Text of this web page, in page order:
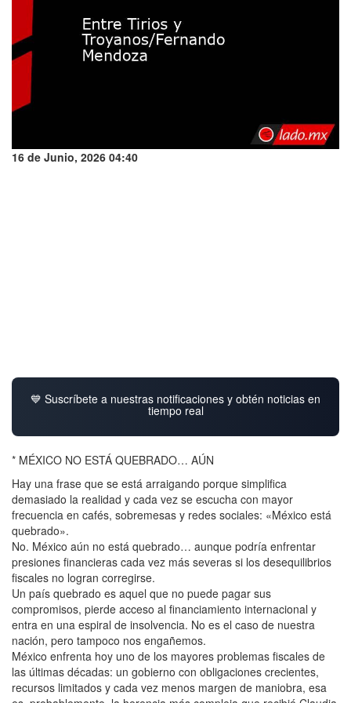
16 de Junio, 2026 04:40
💙 Suscríbete a nuestras notificaciones y obtén noticias en
tiempo real
* MÉXICO NO ESTÁ QUEBRADO… AÚN
Hay una frase que se está arraigando porque simplifica
demasiado la realidad y cada vez se escucha con mayor
frecuencia en cafés, sobremesas y redes sociales: «México está
quebrado».
No. México aún no está quebrado… aunque podría enfrentar
presiones financieras cada vez más severas si los desequilibrios
fiscales no logran corregirse.
Un país quebrado es aquel que no puede pagar sus
compromisos, pierde acceso al financiamiento internacional y
entra en una espiral de insolvencia. No es el caso de nuestra
nación, pero tampoco nos engañemos.
México enfrenta hoy uno de los mayores problemas fiscales de
las últimas décadas: un gobierno con obligaciones crecientes,
recursos limitados y cada vez menos margen de maniobra, esa